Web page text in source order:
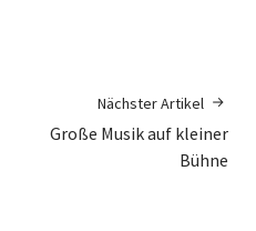
Nächster Artikel
Große Musik auf kleiner
Bühne